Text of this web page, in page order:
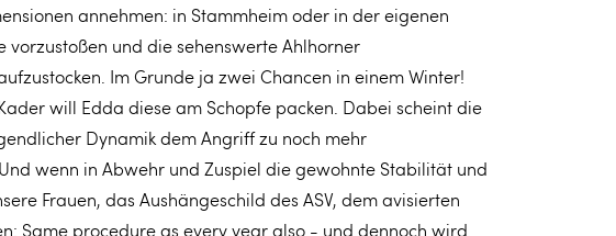
annehmen: in Stammheim oder in der eigenen
und die sehenswerte Ahlhorner
Im Grunde ja zwei Chancen in einem Winter!
will Edda diese am Schopfe packen. Dabei scheint die
Dynamik dem Angriff zu noch mehr
wenn in Abwehr und Zuspiel die gewohnte Stabilität und
Frauen, das Aushängeschild des ASV, dem avisierten
Same procedure as every year also - und dennoch wird